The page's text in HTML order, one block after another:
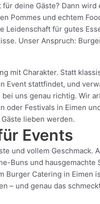
deine Gäste? Dann
Pommes und echtem
für gutes
Unser Anspruch:
mit Charakter. Statt
Event stattfindet, und
uns genau richtig.
oder Festivals in Eimen
lieben werden.
Events
und vollem
Buns und
Catering in
– und genau das